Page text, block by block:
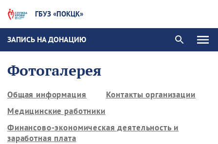
ГБУЗ «ПОКЦК»
ЗАПИСЬ НА ДОНАЦИЮ
Фотогалерея
Общая информация
Контакты организации
Медицинские работники
Финансово-экономическая деятельность и
заработная плата